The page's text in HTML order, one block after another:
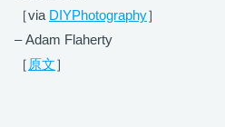
［via DIYPhotography］
– Adam Flaherty
［ 原文］